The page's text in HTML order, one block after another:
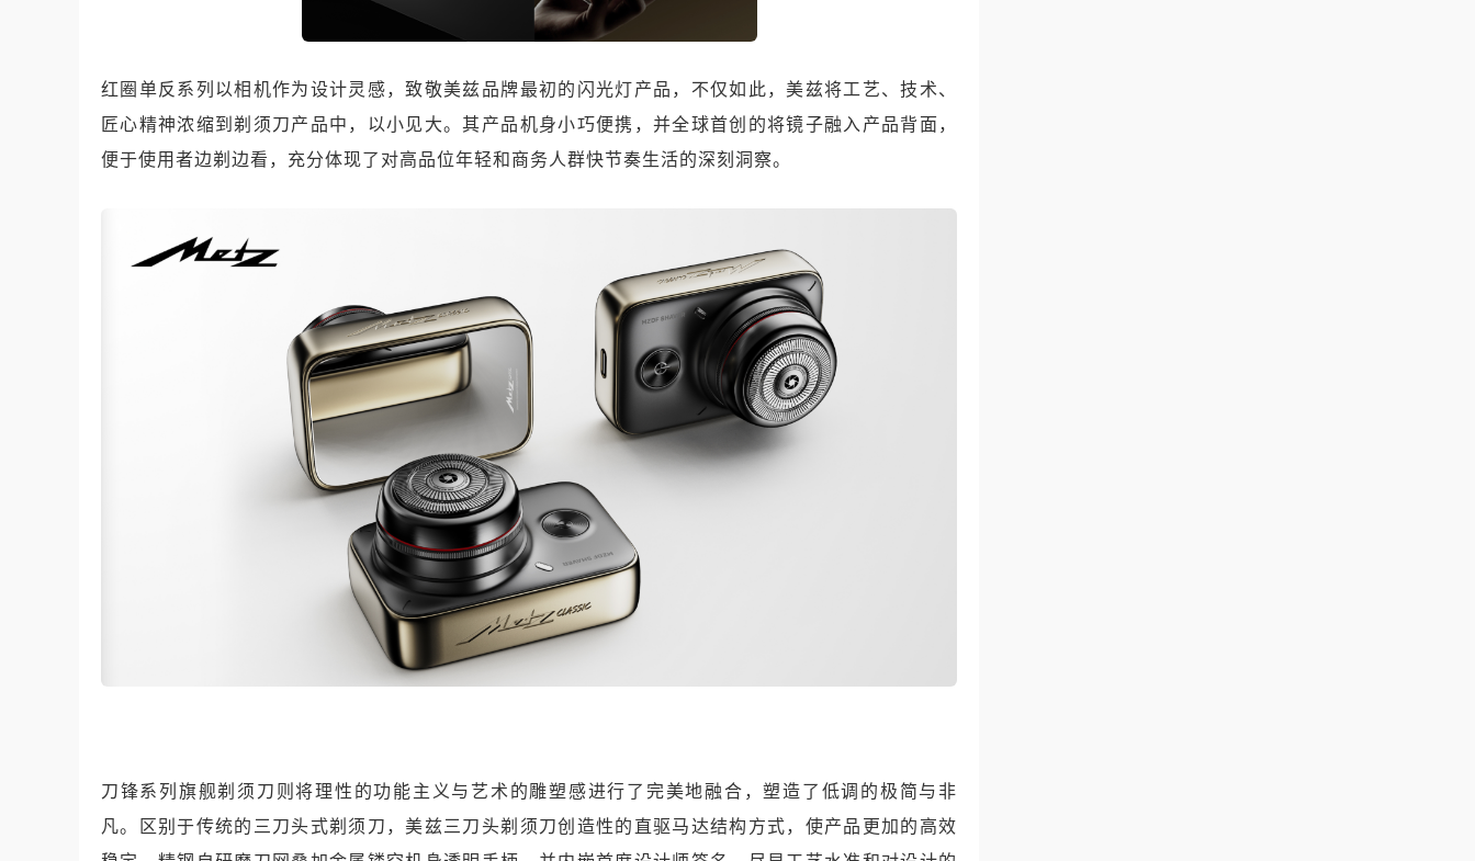
红圈单反系列以相机作为设计灵感，致敬美兹品牌最初的闪光灯产品，不仅如此，美兹将工艺、技术、
匠心精神浓缩到剃须刀产品中，以小见大。其产品机身小巧便携，并全球首创的将镜子融入产品背面，
便于使用者边剃边看，充分体现了对高品位年轻和商务人群快节奏生活的深刻洞察。
刀锋系列旗舰剃须刀则将理性的功能主义与艺术的雕塑感进行了完美地融合，塑造了低调的极简与非
凡。区别于传统的三刀头式剃须刀，美兹三刀头剃须刀创造性的直驱马达结构方式，使产品更加的高效